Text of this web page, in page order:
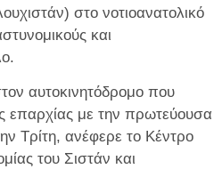
στο νοτιοανατολικό
και
αυτοκινητόδρομο που
επαρχίας με την πρωτεύουσα
Τρίτη, ανέφερε το Κέντρο
του Σιστάν και